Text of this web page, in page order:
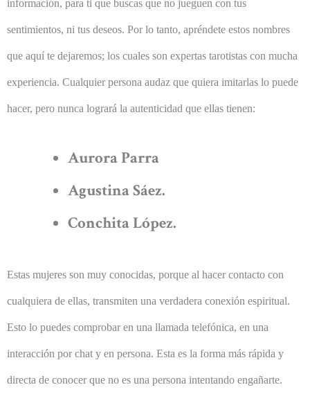
información, para ti que buscas que no jueguen con tus
sentimientos, ni tus deseos. Por lo tanto, apréndete estos nombres
que aquí te dejaremos; los cuales son expertas tarotistas con mucha
experiencia. Cualquier persona audaz que quiera imitarlas lo puede
hacer, pero nunca logrará la autenticidad que ellas tienen:
Aurora Parra
Agustina Sáez.
Conchita López.
Estas mujeres son muy conocidas, porque al hacer contacto con
cualquiera de ellas, transmiten una verdadera conexión espiritual.
Esto lo puedes comprobar en una llamada telefónica, en una
interacción por chat y en persona. Esta es la forma más rápida y
directa de conocer que no es una persona intentando engañarte.